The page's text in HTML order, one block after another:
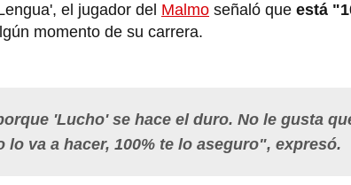
el jugador del Malmo señaló que está
momento de su carrera.
'Lucho' se hace el duro. No le gusta
va a hacer, 100% te lo aseguro", expresó.